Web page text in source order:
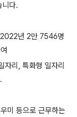
다.
년 2만 7546명
리, 특화형 일자리
미 등으로 근무하는